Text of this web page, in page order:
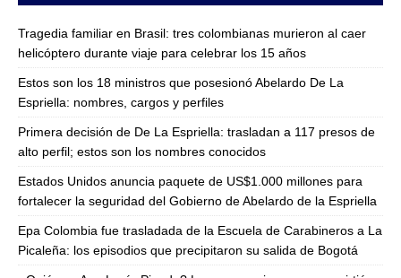
Tragedia familiar en Brasil: tres colombianas murieron al caer
helicóptero durante viaje para celebrar los 15 años
Estos son los 18 ministros que posesionó Abelardo De La
Espriella: nombres, cargos y perfiles
Primera decisión de De La Espriella: trasladan a 117 presos de
alto perfil; estos son los nombres conocidos
Estados Unidos anuncia paquete de US$1.000 millones para
fortalecer la seguridad del Gobierno de Abelardo de la Espriella
Epa Colombia fue trasladada de la Escuela de Carabineros a La
Picaleña: los episodios que precipitaron su salida de Bogotá